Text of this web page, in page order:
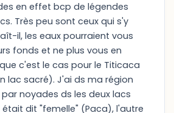
en effet bcp de légendes
Très peu sont ceux qui s'y
il, les eaux pourraient vous
fonds et ne plus vous en
c'est le cas pour le Titicaca
lac sacré). J'ai ds ma région
noyades ds les deux lacs
était dit "femelle" (Paca), l'autre